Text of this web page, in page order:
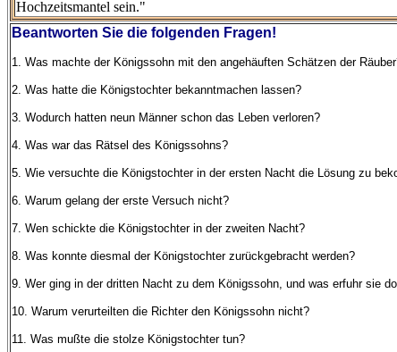
Hochzeitsmantel sein."
Beantworten Sie die folgenden Fragen!
1. Was machte der Königssohn mit den angehäuften Schätzen der
2. Was hatte die Königstochter bekanntmachen lassen?
3. Wodurch hatten neun Männer schon das Leben verloren?
4. Was war das Rätsel des Königssohns?
5. Wie versuchte die Königstochter in der ersten Nacht die Lösung zu
6. Warum gelang der erste Versuch nicht?
7. Wen schickte die Königstochter in der zweiten Nacht?
8. Was konnte diesmal der Königstochter zurückgebracht werden?
9. Wer ging in der dritten Nacht zu dem Königssohn, und was erfuhr sie
10. Warum verurteilten die Richter den Königssohn nicht?
11. Was mußte die stolze Königstochter tun?